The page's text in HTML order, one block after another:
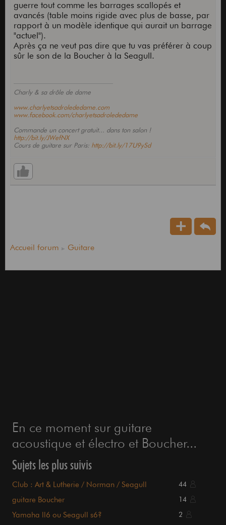
guerre tout comme les barrages scallopés et
avancés (table moins rigide avec plus de basse, par
rapport à un modèle identique qui aurait un barrage
"actuel").
Après ça ne veut pas dire que tu vas préférer à coup
sûr le son de la Boucher à la Seagull.
Charly & sa drôle de dame
www.charlyetsadrolededame.com
www.facebook.com/charlyetsadrolededame
Commande un concert gratuit... dans ton salon !
http://bit.ly/JWefNX
Cours de guitare sur Paris: http://bit.ly/17U9ySd
Accueil forum Guitare
En ce moment sur guitare
acoustique et électro et Boucher...
Sujets les plus suivis
Club : Art & Lutherie / Norman / Seagull 44
guitare Boucher 14
Yamaha ll6 ou Seagull s6? 2